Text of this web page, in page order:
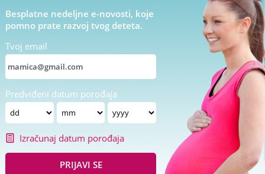
Besplatne nedeljne e-novosti, koje
pomno prate razvoj tvog deteta.
Tvoj email
Predviđeni datum porođaja
Izračunaj datum porođaja
PRIJAVI SE